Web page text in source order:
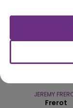
JEREMY
Frerot